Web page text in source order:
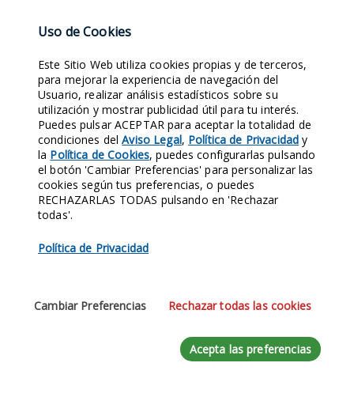
SIGLO XVI
Santa Vera Cruz en Mota del Cuervo
Numerosos vecinos se estaban congregando en torno a la nueva
Uso de Cookies
Este Sitio Web utiliza cookies propias y de terceros,
para mejorar la experiencia de navegación del
Usuario, realizar análisis estadísticos sobre su
utilización y mostrar publicidad útil para tu interés.
Puedes pulsar ACEPTAR para aceptar la totalidad de
condiciones delAviso Legal, Política de Privacidad y
la Política de Cookies, puedes configurarlas pulsando
el botón 'Cambiar Preferencias' para personalizar las
cookies según tus preferencias, o puedes
RECHAZARLAS TODAS pulsando en 'Rechazar
todas'.
Política de Privacidad
Cambiar Preferencias Rechazar todas las cookies
Acepta las preferencias